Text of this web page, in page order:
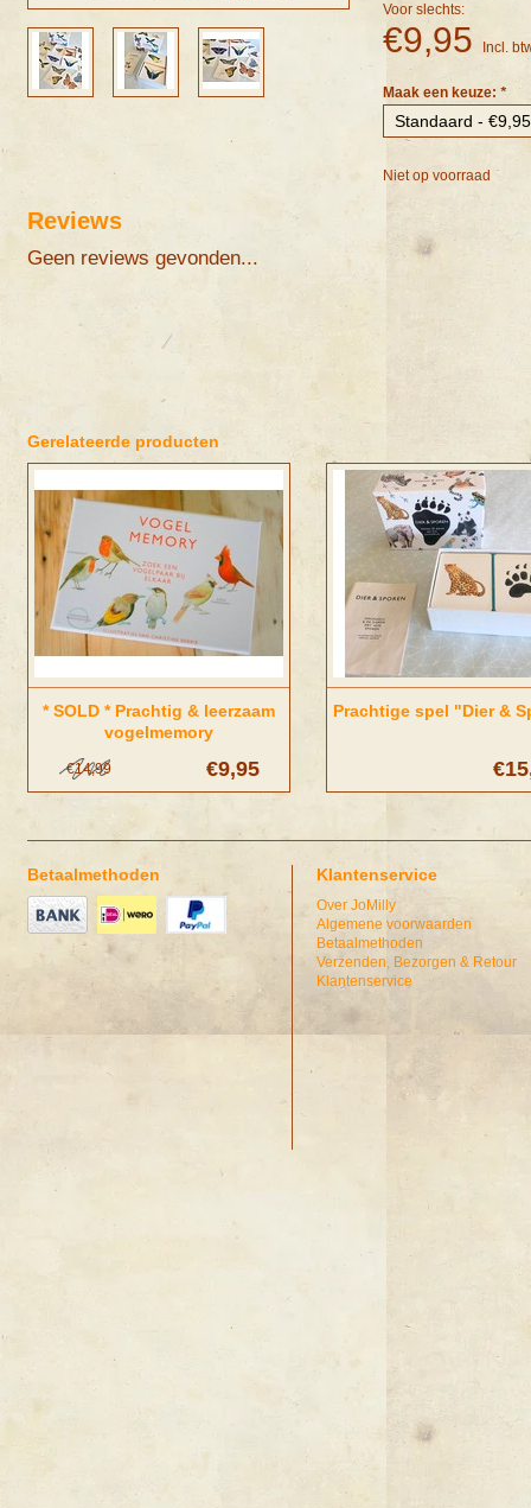
Voor slechts:
€9,95 Incl.
Maak een keuze: *
Niet op voorraad
Reviews
Geen reviews gevonden...
Gerelateerde producten
* SOLD * Prachtig & leerzaam
vogelmemory
€9,95
€14,99
Prachtige spel "Dier &
Betaalmethoden Klantenservice
Over JoMilly
Algemene voorwaarden
Betaalmethoden
Verzenden, Bezorgen & Retour
Klantenservice